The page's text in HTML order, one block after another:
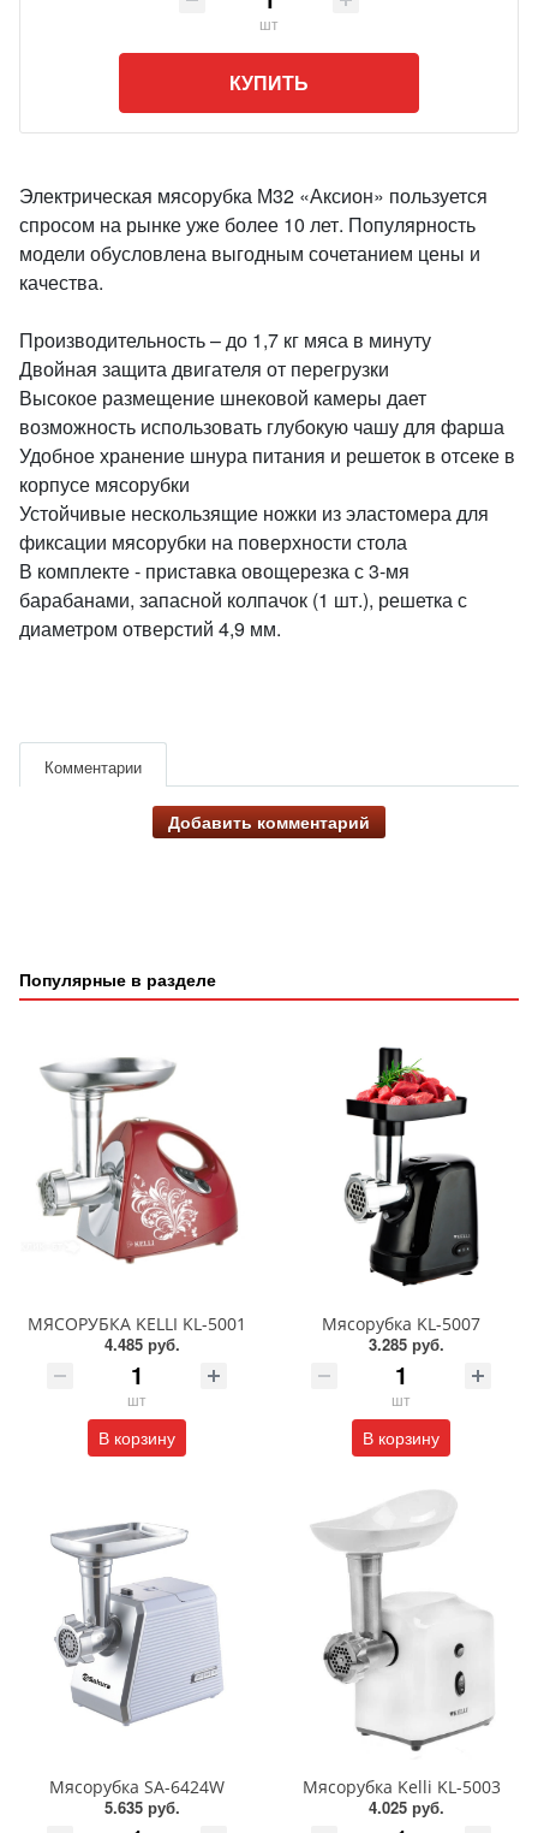
шт
КУПИТЬ
Электрическая мясорубка М32 «Аксион» пользуется
спросом на рынке уже более 10 лет. Популярность
модели обусловлена выгодным сочетанием цены и
качества.
Производительность – до 1,7 кг мяса в минуту
Двойная защита двигателя от перегрузки
Высокое размещение шнековой камеры дает
возможность использовать глубокую чашу для фарша
Удобное хранение шнура питания и решеток в отсеке в
корпусе мясорубки
Устойчивые нескользящие ножки из эластомера для
фиксации мясорубки на поверхности стола
В комплекте - приставка овощерезка с 3-мя
барабанами, запасной колпачок (1 шт.), решетка с
диаметром отверстий 4,9 мм.
Комментарии
Добавить комментарий
Популярные в разделе
МЯСОРУБКА KELLI KL-5001
4.485 руб.
шт
В корзину
Мясорубка KL-5007
3.285 руб.
шт
В корзину
Мясорубка SA-6424W
5.635 руб.
Мясорубка Kelli KL-5003
4.025 руб.